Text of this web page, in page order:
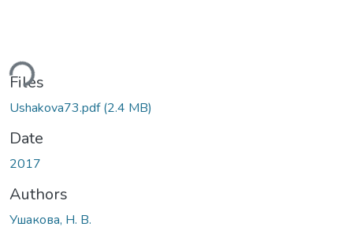
Files
Ushakova73.pdf(2.4 MB)
Date
2017
Authors
Ушакова, Н. В.